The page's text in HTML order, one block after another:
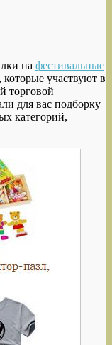
на фестивальные
которые участвуют в
торговой
для вас подборку
категорий,